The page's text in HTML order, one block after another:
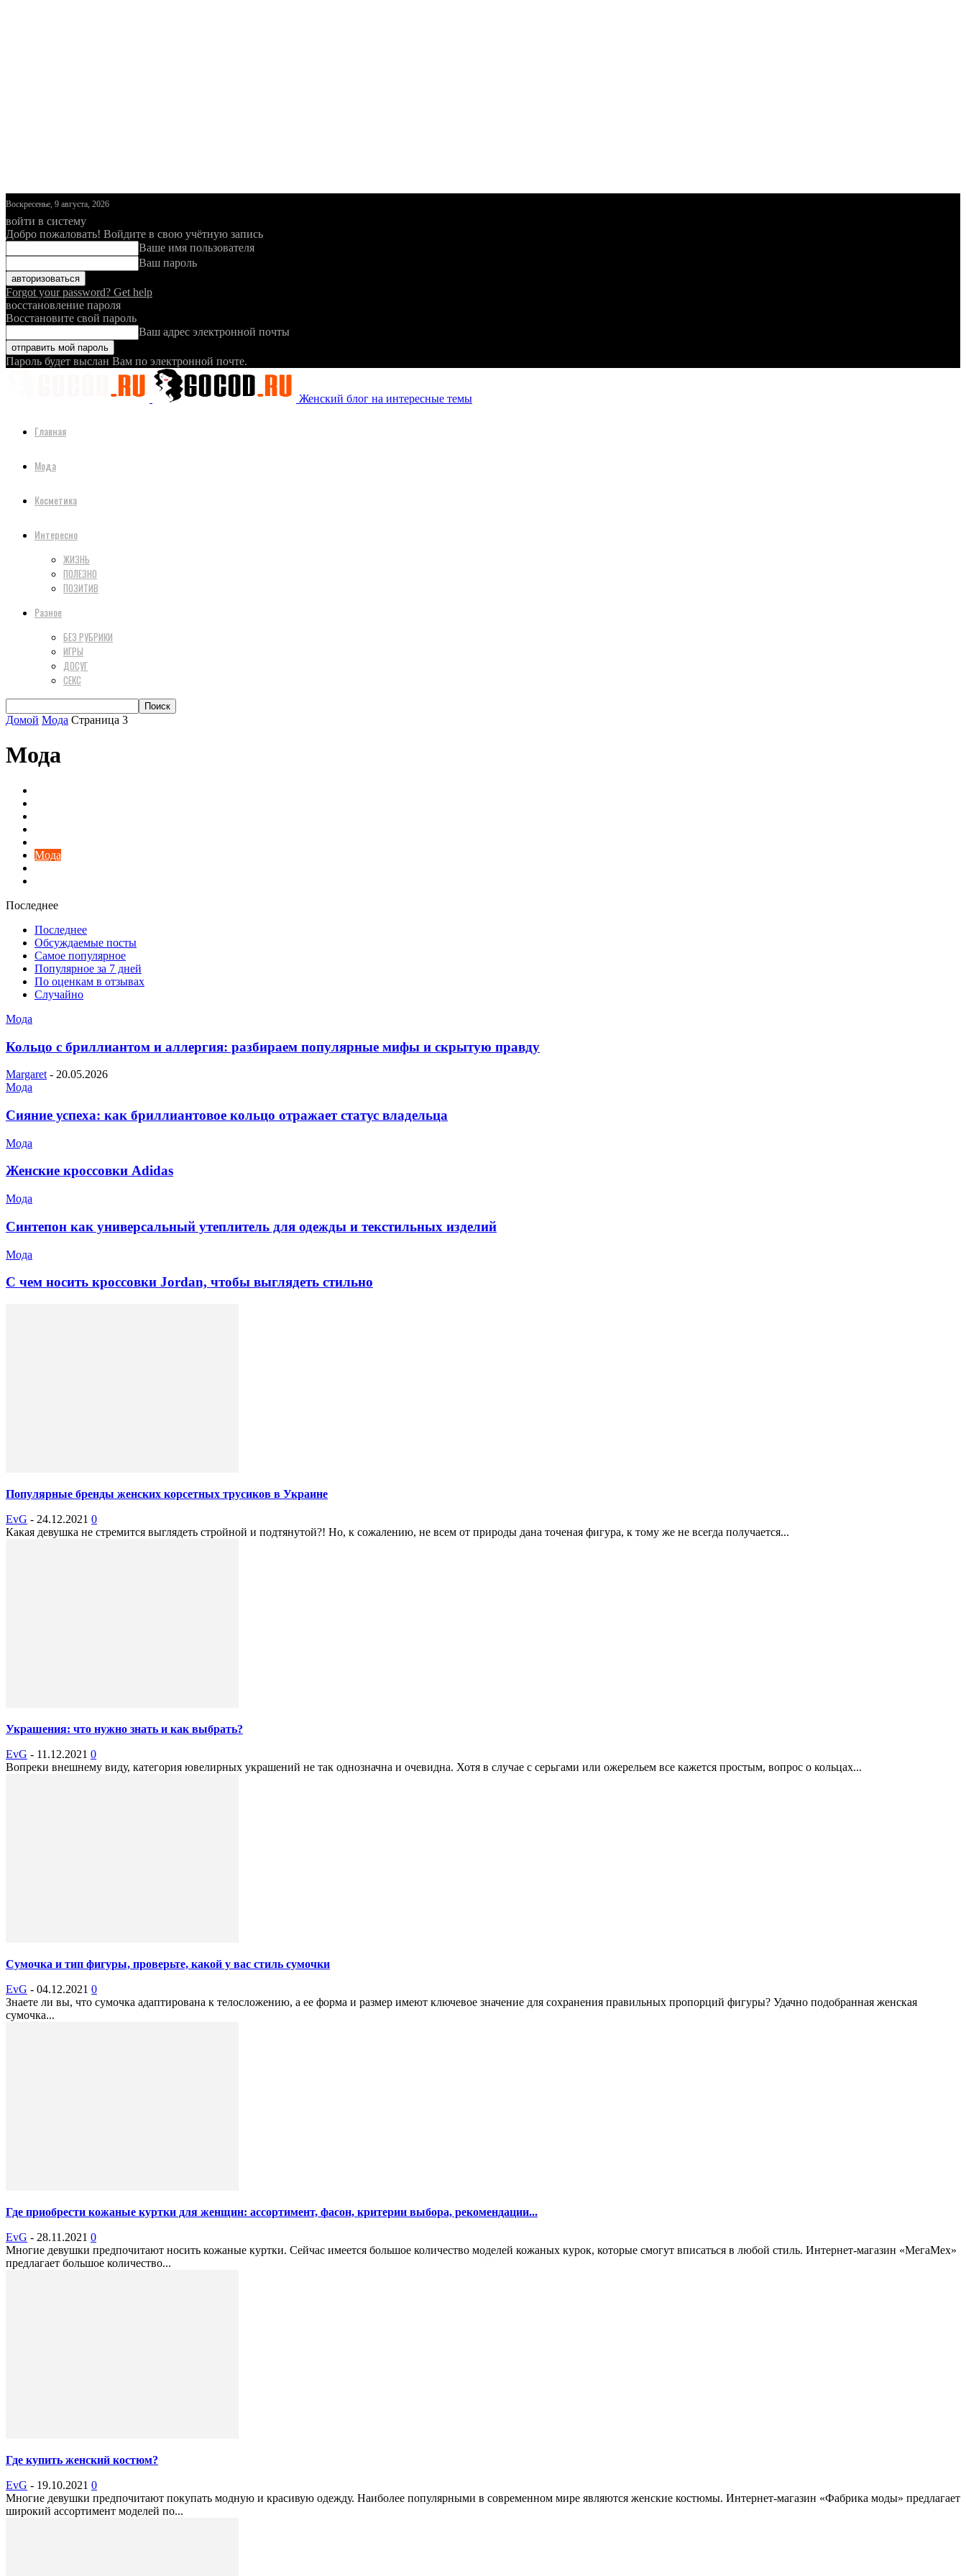
Воскресенье, 9 августа, 2026
войти в систему
Добро пожаловать! Войдите в свою учётную запись
Ваше имя пользователя
Ваш пароль
Forgot your password? Get help
восстановление пароля
Восстановите свой пароль
Ваш адрес электронной почты
Пароль будет выслан Вам по электронной почте.
Женский блог на интересные темы
Главная
Мода
Косметика
Интересно
ЖИЗНЬ
ПОЛЕЗНО
ПОЗИТИВ
Разное
БЕЗ РУБРИКИ
ИГРЫ
ДОСУГ
СЕКС
Домой Мода Страница 3
Мода
Мода
Последнее
Последнее
Обсуждаемые посты
Самое популярное
Популярное за 7 дней
По оценкам в отзывах
Случайно
Мода
Кольцо с бриллиантом и аллергия: разбираем популярные мифы и скрытую правду
Margaret - 20.05.2026
Мода
Сияние успеха: как бриллиантовое кольцо отражает статус владельца
Мода
Женские кроссовки Adidas
Мода
Синтепон как универсальный утеплитель для одежды и текстильных изделий
Мода
С чем носить кроссовки Jordan, чтобы выглядеть стильно
Популярные бренды женских корсетных трусиков в Украине
EvG - 24.12.2021 0
Какая девушка не стремится выглядеть стройной и подтянутой?! Но, к сожалению, не всем от природы дана точеная фигура, к тому же не всегда получается...
Украшения: что нужно знать и как выбрать?
EvG - 11.12.2021 0
Вопреки внешнему виду, категория ювелирных украшений не так однозначна и очевидна. Хотя в случае с серьгами или ожерельем все кажется простым, вопрос о кольцах...
Сумочка и тип фигуры, проверьте, какой у вас стиль сумочки
EvG - 04.12.2021 0
Знаете ли вы, что сумочка адаптирована к телосложению, а ее форма и размер имеют ключевое значение для сохранения правильных пропорций фигуры? Удачно подобранная женская
сумочка...
Где приобрести кожаные куртки для женщин: ассортимент, фасон, критерии выбора, рекомендации...
EvG - 28.11.2021 0
Многие девушки предпочитают носить кожаные куртки. Сейчас имеется большое количество моделей кожаных курок, которые смогут вписаться в любой стиль. Интернет-магазин «МегаМех»
предлагает большое количество...
Где купить женский костюм?
EvG - 19.10.2021 0
Многие девушки предпочитают покупать модную и красивую одежду. Наиболее популярными в современном мире являются женские костюмы. Интернет-магазин «Фабрика моды» предлагает
широкий ассортимент моделей по...